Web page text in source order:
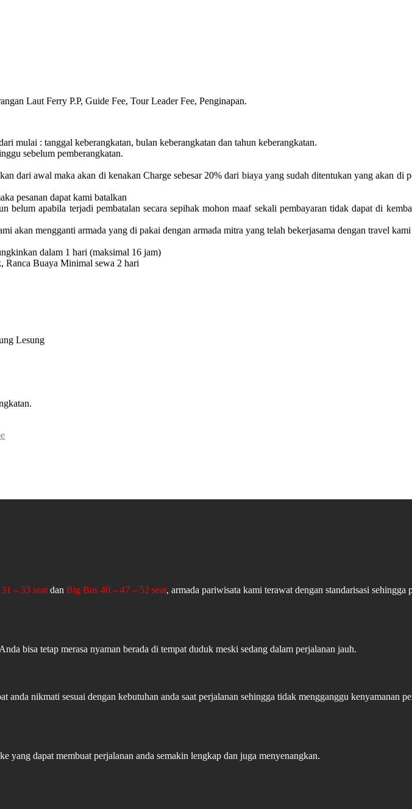
Laut Ferry P.P, Guide Fee, Tour Leader Fee, Penginapan.
mulai : tanggal keberangkatan, bulan keberangkatan dan tahun keberangkatan.
sebelum pemberangkatan.
dari awal maka akan di kenakan Charge sebesar 20% dari biaya yang sudah ditentukan yang akan di
pesanan dapat kami batalkan
belum apabila terjadi pembatalan secara sepihak mohon maaf sekali pembayaran tidak dapat di
akan mengganti armada yang di pakai dengan armada mitra yang telah bekerjasama dengan travel kami
dalam 1 hari (maksimal 16 jam)
Ranca Buaya Minimal sewa 2 hari
Lesung
31 – 33 seat dan Big Bus 40 – 47 – 52 seat, armada pariwisata kami terawat dengan standarisasi sehingga
bisa tetap merasa nyaman berada di tempat duduk meski sedang dalam perjalanan jauh.
nikmati sesuai dengan kebutuhan anda saat perjalanan sehingga tidak mengganggu kenyamanan
dapat membuat perjalanan anda semakin lengkap dan juga menyenangkan.